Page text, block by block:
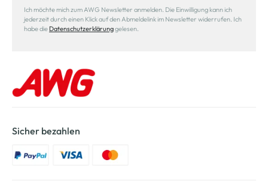
Ich möchte mich zum AWG Newsletter anmelden. Die Einwilligung kann ich
jederzeit durch einen Klick auf den Abmeldelink im Newsletter widerrufen. Ich
habe die Datenschutzerklärunggelesen.
Sicher bezahlen